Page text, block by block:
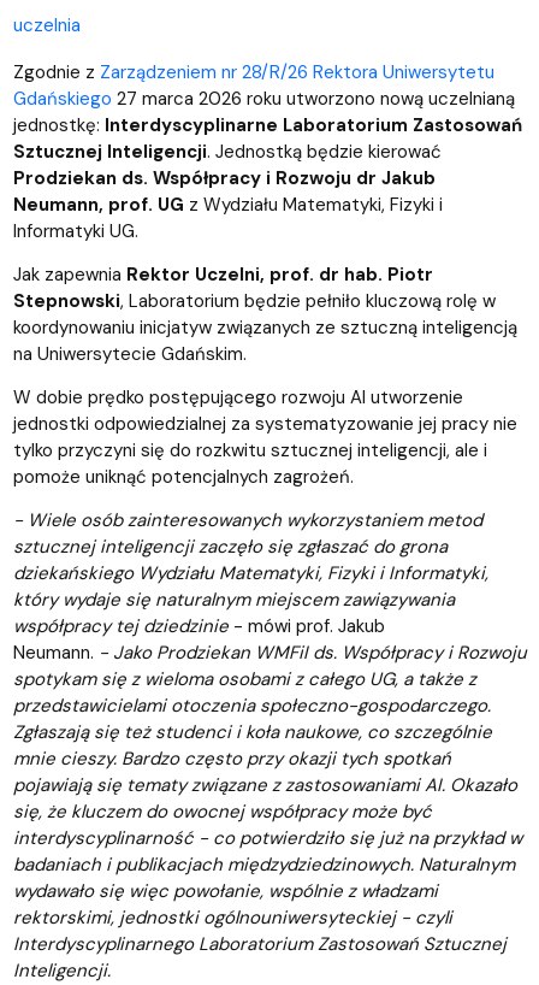
uczelnia
Zgodnie z Zarządzeniem nr 28/R/26 Rektora Uniwersytetu
Gdańskiego 27 marca 2026 roku utworzono nową uczelnianą
jednostkę: Interdyscyplinarne Laboratorium Zastosowań
Sztucznej Inteligencji. Jednostką będzie kierować
Prodziekan ds. Współpracy i Rozwoju dr Jakub
Neumann, prof. UG z Wydziału Matematyki, Fizyki i
Informatyki UG.
Jak zapewnia Rektor Uczelni, prof. dr hab. Piotr
Stepnowski, Laboratorium będzie pełniło kluczową rolę w
koordynowaniu inicjatyw związanych ze sztuczną inteligencją
na Uniwersytecie Gdańskim.
W dobie prędko postępującego rozwoju AI utworzenie
jednostki odpowiedzialnej za systematyzowanie jej pracy nie
tylko przyczyni się do rozkwitu sztucznej inteligencji, ale i
pomoże uniknąć potencjalnych zagrożeń.
- Wiele osób zainteresowanych wykorzystaniem metod
sztucznej inteligencji zaczęło się zgłaszać do grona
dziekańskiego Wydziału Matematyki, Fizyki i Informatyki,
który wydaje się naturalnym miejscem zawiązywania
współpracy tej dziedzinie- mówi prof. Jakub
Neumann. - Jako Prodziekan WMFiI ds. Współpracy i Rozwoju
spotykam się z wieloma osobami z całego UG, a także z
przedstawicielami otoczenia społeczno-gospodarczego.
Zgłaszają się też studenci i koła naukowe, co szczególnie
mnie cieszy. Bardzo często przy okazji tych spotkań
pojawiają się tematy związane z zastosowaniami AI. Okazało
się, że kluczem do owocnej współpracy może być
interdyscyplinarność - co potwierdziło się już na przykład w
badaniach i publikacjach międzydziedzinowych. Naturalnym
wydawało się więc powołanie, wspólnie z władzami
rektorskimi, jednostki ogólnouniwersyteckiej - czyli
Interdyscyplinarnego Laboratorium Zastosowań Sztucznej
Inteligencji.